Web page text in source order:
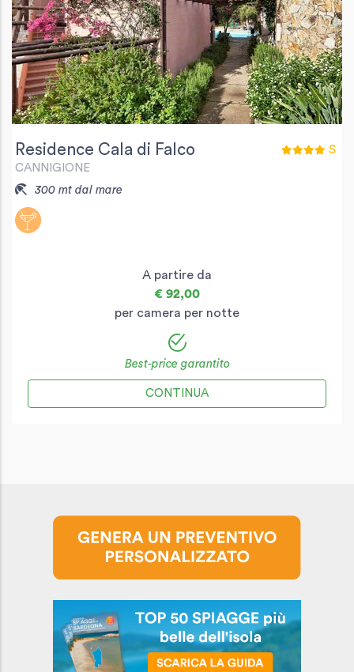
Residence Cala di Falco
CANNIGIONE
300 mt dal mare
S
A partire da
€ 92,00
per camera per notte
Best-price garantito
CONTINUA